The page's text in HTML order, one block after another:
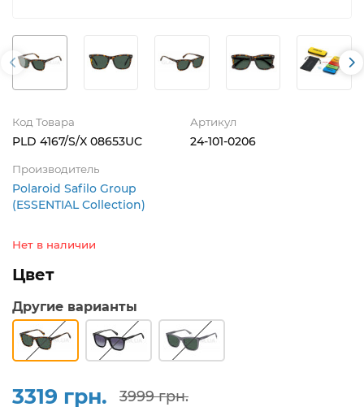
Код Товара
PLD 4167/S/X 08653UC
Артикул
24-101-0206
Производитель
Polaroid Safilo Group
(ESSENTIAL Collection)
Нет в наличии
Цвет
Другие варианты
3319 грн. 3999 грн.